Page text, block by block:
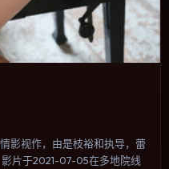
影视作，由是枝裕和执导，蕾
影片于2021-07-05在多地院线